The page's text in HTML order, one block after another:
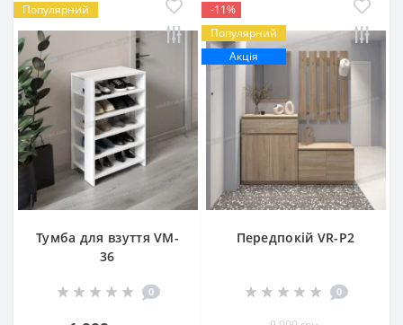
Популярний
Тумба для взуття VM-
36
0
-11%
Популярний
Акція
Передпокій VR-P2
0